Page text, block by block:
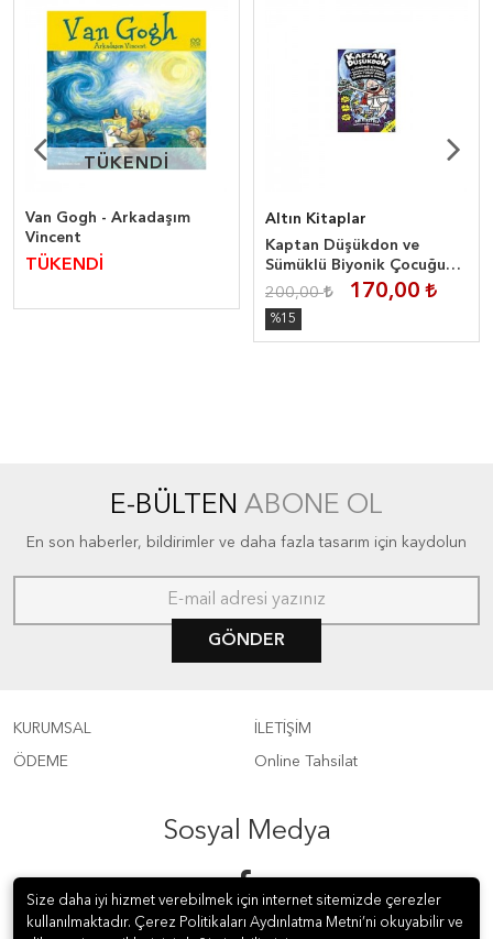
TÜKENDİ
TÜKENDİ
Van Gogh - Arkadaşım
Vincent
TÜKENDİ
Altın Kitaplar
Kaptan Düşükdon ve
Sümüklü Biyonik Çocuğun
Büyük Savaşı -
1.Bölüm:İğrenç Sümüklüler
Gecesi
200,00 170,00
%15
E-BÜLTEN ABONE OL
En son haberler, bildirimler ve daha fazla tasarım için kaydolun
GÖNDER
KURUMSAL
ÖDEME
İLETİŞİM
Online Tahsilat
Sosyal Medya
Size daha iyi hizmet verebilmek için internet sitemizde çerezler
kullanılmaktadır. Çerez Politikaları Aydınlatma Metni’ni okuyabilir ve